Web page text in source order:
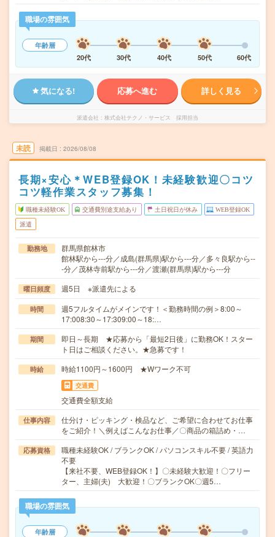
職場の雰囲気
年齢層
20代
30代 40代 50代 60代
気になる! 応募へ進む 詳しく見る
派遣会社 株式会社テクノ・サービス 採用担当
未読 掲載日 2026/08/08
長期×安心＊WEB登録OK！未経験歓迎〇コツ
コツ軽作業スタッフ募集！
職種未経験OK 交通費別途支給あり 土日祝日が休み WEB登録OK
派遣
勤務地
群馬県館林市
館林駅から---分／成島(群馬県)駅から---分／多々良駅から--
-分／茂林寺前駅から---分／渡瀬(群馬県)駅から---分
曜日頻度 週5日 ※派遣先による
時間
週5フルタイムがメインです！＜勤務時間の例＞8:00～
17:008:30～17:309:00～18:…
期間
即日～長期 ★応募から「最短2日後」に勤務OK！スター
ト日はご相談ください。★急募です！
時給 時給1100円～1600円 ★Wワーク不可
交通費
交通費全額支給
仕事内容
仕分け・ピッキング・検品など、ご希望に合わせてお仕事
をご紹介！＼例えばこんなお仕事／〇商品の箱詰め・…
応募資格
職種未経験OK / ブランクOK / パソコンスキル不要 / 英語力
不要
【来社不要、WEB登録OK！】〇未経験大歓迎！〇フリー
ター、主婦(夫) 大歓迎！〇ブランクOK〇週5…
職場の雰囲気
年齢層